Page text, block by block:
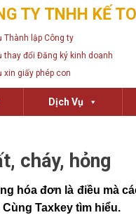
TY TNHH KẾ
Thành lập Công ty
thay đổi Đăng ký kinh doanh
xin giấy phép con
Dịch Vụ
cháy, hỏng
hóa đơn là điều mà
Taxkey tìm hiểu.